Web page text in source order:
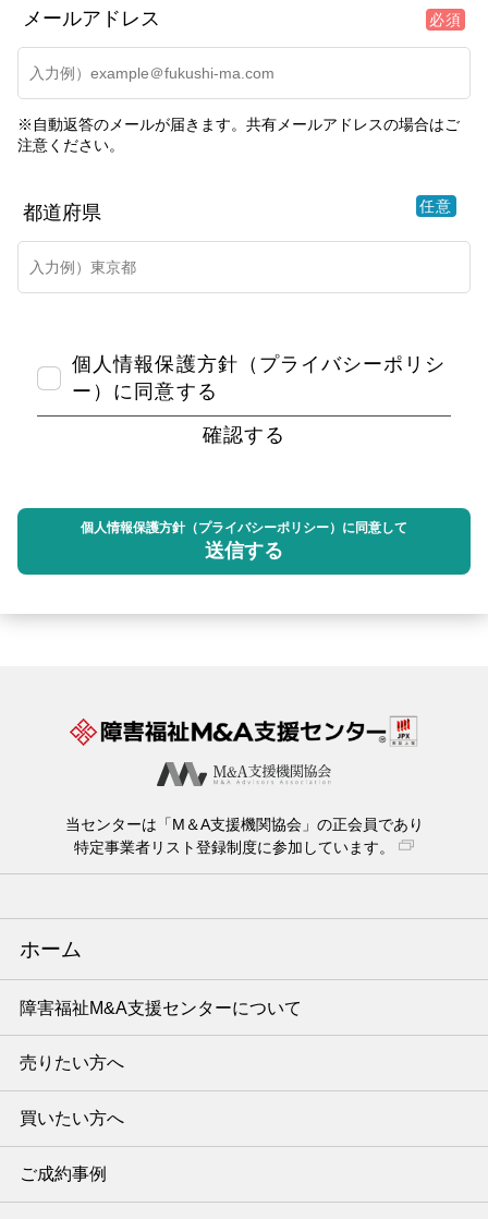
メールアドレス 必須
※自動返答のメールが届きます。共有メールアドレスの場合はご
注意ください。
都道府県 任意
個人情報保護方針（プライバシーポリシ
ー）に同意する
確認する
個人情報保護方針（プライバシーポリシー）に同意して
送信する
当センターは「M＆A支援機関協会」の正会員であり
特定事業者リスト登録制度に参加しています。
ホーム
障害福祉M&A支援センターについて
売りたい方へ
買いたい方へ
ご成約事例